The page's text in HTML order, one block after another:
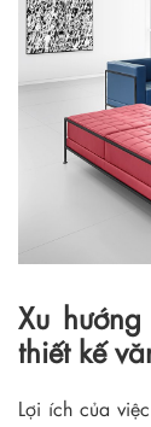
Xu
thiết kế
Lợi ích của